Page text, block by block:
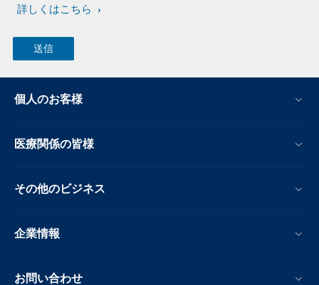
詳しくはこちら
個人のお客様
医療関係の皆様
その他のビジネス
企業情報
お問い合わせ